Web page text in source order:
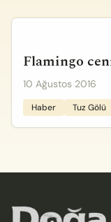
Flamingo
10 Ağustos 2016
Haber Tuz Gölü